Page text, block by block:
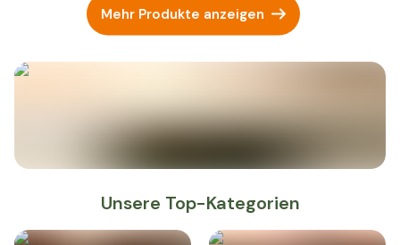
Mehr Produkte anzeigen
Unsere Top-Kategorien